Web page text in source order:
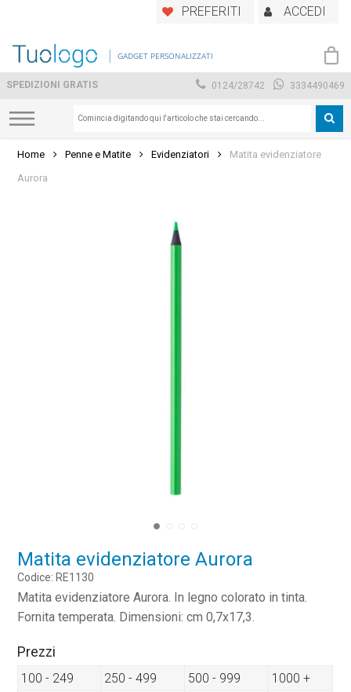
main
PREFERITI ACCEDI
GADGET PERSONALIZZATI
SPEDIZIONI GRATIS 0124/28742 3334490469
Home Penne e Matite Evidenziatori
Matita evidenziatore
Aurora
Matita evidenziatore Aurora
Codice: RE1130
Matita evidenziatore Aurora. In legno colorato in tinta.
Fornita temperata. Dimensioni: cm 0,7x17,3.
Prezzi
100 - 249 250 - 499 500 - 999
1000 +